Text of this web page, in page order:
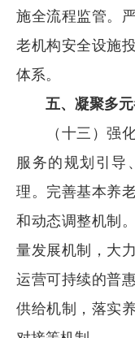
施全流程监管。
老机构安全设施
体系。
五、凝聚多元
（十三）强化
服务的规划引导
理。完善基本养
和动态调整机制
量发展机制，大
运营可持续的普
供给机制，落实